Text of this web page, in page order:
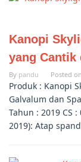
Kanopi
yang Cantik
By pandu Posted on
Produk : Kanopi
Galvalum dan
Tahun : 2019 CS
2019): Atap